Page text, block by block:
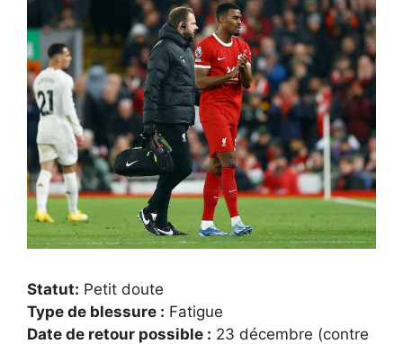
Statut: Petit doute
Type de blessure : Fatigue
Date de retour possible : 23 décembre (contre